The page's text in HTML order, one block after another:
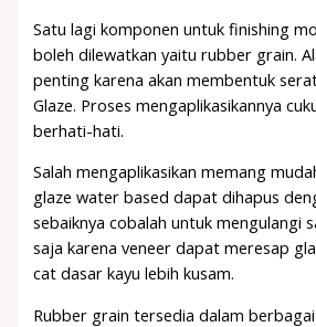
Satu lagi komponen untuk finishing
boleh dilewatkan yaitu rubber grain.
penting karena akan membentuk
Glaze. Proses mengaplikasikannya
berhati-hati.
Salah mengaplikasikan memang
glaze water based dapat dihapus
sebaiknya cobalah untuk mengulangi
saja karena veneer dapat meresap
cat dasar kayu lebih kusam.
Rubber grain tersedia dalam